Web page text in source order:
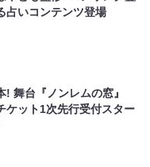
占いコンテンツ登場
! 舞台『ノンレムの窓』
ケット1次先行受付スター